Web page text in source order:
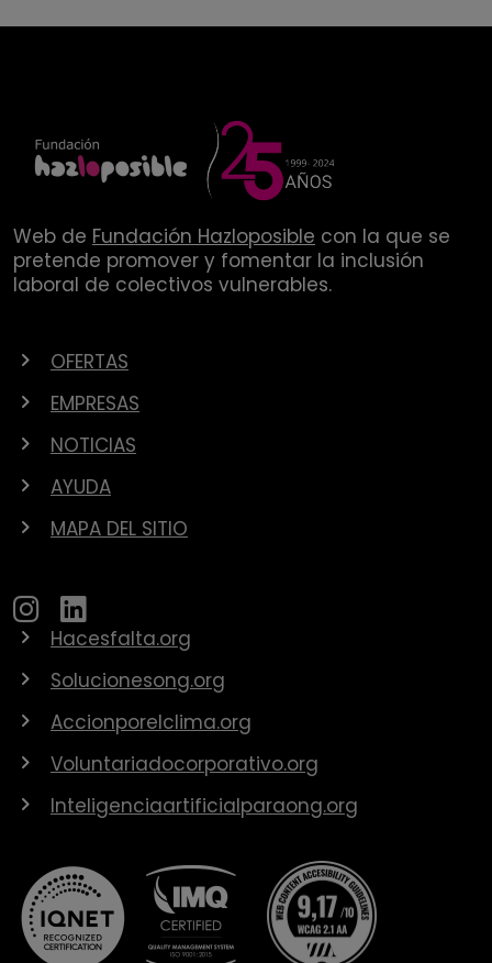
Web de Fundación Hazloposible con la que se
pretende promover y fomentar la inclusión
laboral de colectivos vulnerables.
OFERTAS
EMPRESAS
NOTICIAS
AYUDA
MAPA DEL SITIO
Hacesfalta.org
Solucionesong.org
Accionporelclima.org
Voluntariadocorporativo.org
Inteligenciaartificialparaong.org